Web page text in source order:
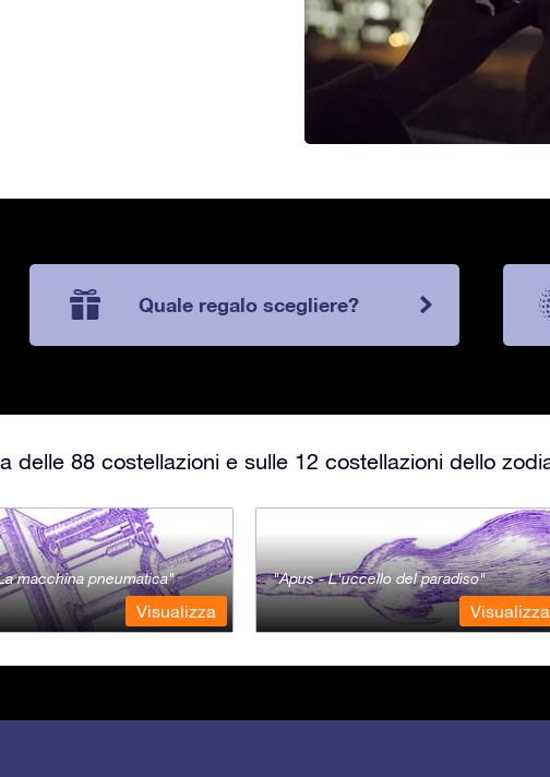
Quale regalo scegliere?
delle 88 costellazioni e sulle 12 costellazioni dello
macchina pneumatica
Visualizza
Apus - L'uccello del paradiso
Visualizza